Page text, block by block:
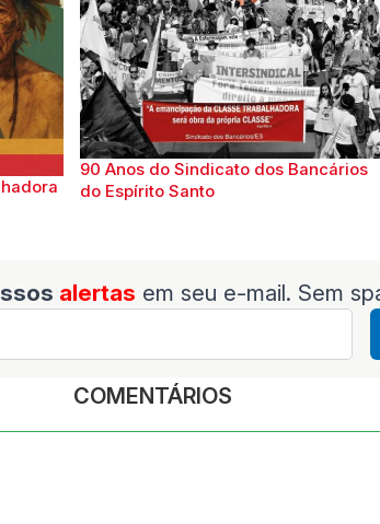
90 Anos do Sindicato dos Bancários
do Espírito Santo
alertas em seu e-mail. Sem
COMENTÁRIOS